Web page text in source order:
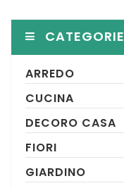
CATEGORIE
ARREDO
CUCINA
DECORO CASA
FIORI
GIARDINO